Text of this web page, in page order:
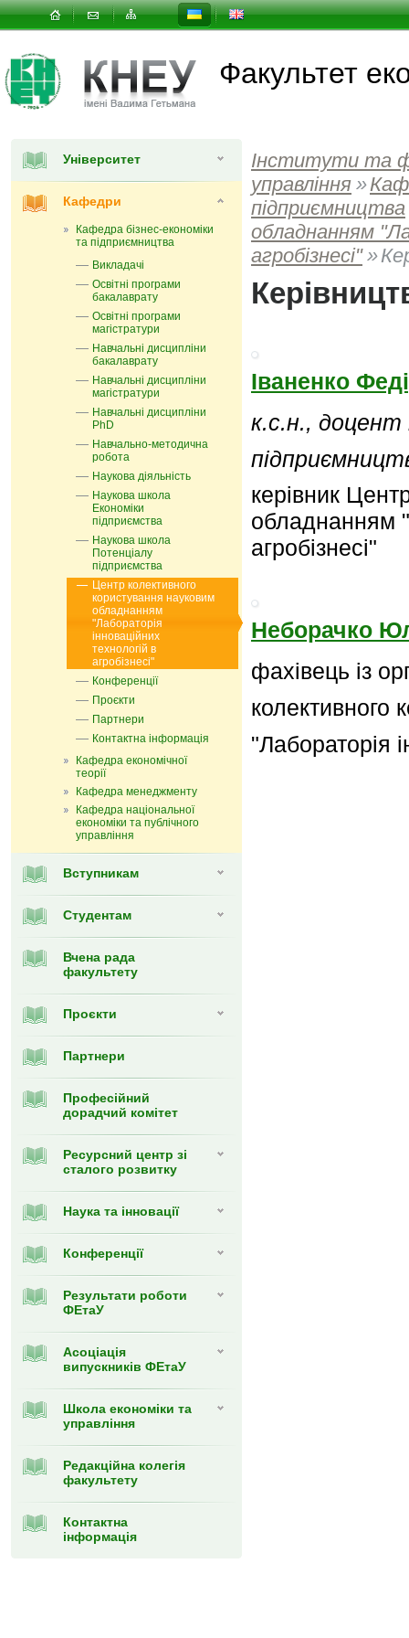
Факультет
Університет
Кафедри
Кафедра бізнес-економіки
та підприємництва
Викладачі
Освітні програми
бакалаврату
Освітні програми
магістратури
Навчальні дисципліни
бакалаврату
Навчальні дисципліни
магістратури
Навчальні дисципліни
PhD
Навчально-методична
робота
Наукова діяльність
Наукова школа
Економіки
підприємства
Наукова школа
Потенціалу
підприємства
Центр колективного
користування науковим
обладнанням
"Лабораторія
інноваційних
технологій в
агробізнесі"
Конференції
Проєкти
Партнери
Контактна інформація
Кафедра економічної
теорії
Кафедра менеджменту
Кафедра національної
економіки та публічного
управління
Вступникам
Студентам
Вчена рада
факультету
Проєкти
Партнери
Професійний
дорадчий комітет
Ресурсний центр зі
сталого розвитку
Наука та інновації
Конференції
Результати роботи
ФЕтаУ
Асоціація
випускників ФЕтаУ
Школа економіки та
управління
Редакційна колегія
факультету
Контактна
інформація
Інститути та
управлiння »
підприємництва
обладнанням
агробізнесі" »
Іваненко
к.с.н., доцент
керівник
обладнанням
агробізнесі"
Неборачко
фахівець із
колективного
"Лабораторія